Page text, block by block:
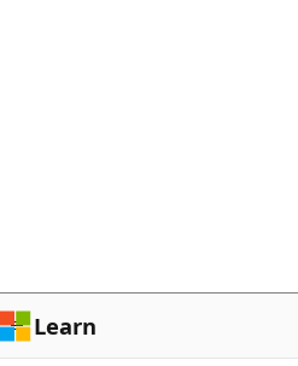
Learn